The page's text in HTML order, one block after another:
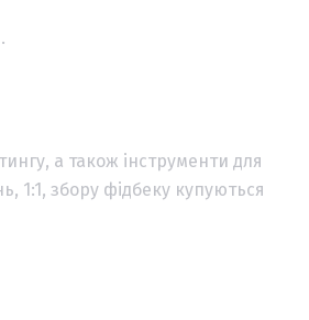
а також інструменти для
1:1, збору фідбеку купуються